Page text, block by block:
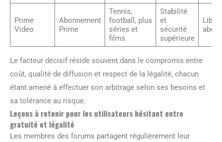
Prime
Video
Abonnement
Prime
Tennis,
football, plus
séries et
films
Stabilité
et
sécurité
supérieure
Libre
Le facteur décisif réside souvent dans le compromis entre
coût, qualité de diffusion et respect de la légalité, chacun
étant amené à effectuer son arbitrage selon ses besoins et
sa tolérance au risque.
Leçons à retenir pour les utilisateurs hésitant entre
gratuité et légalité
Les membres des forums partagent régulièrement leur